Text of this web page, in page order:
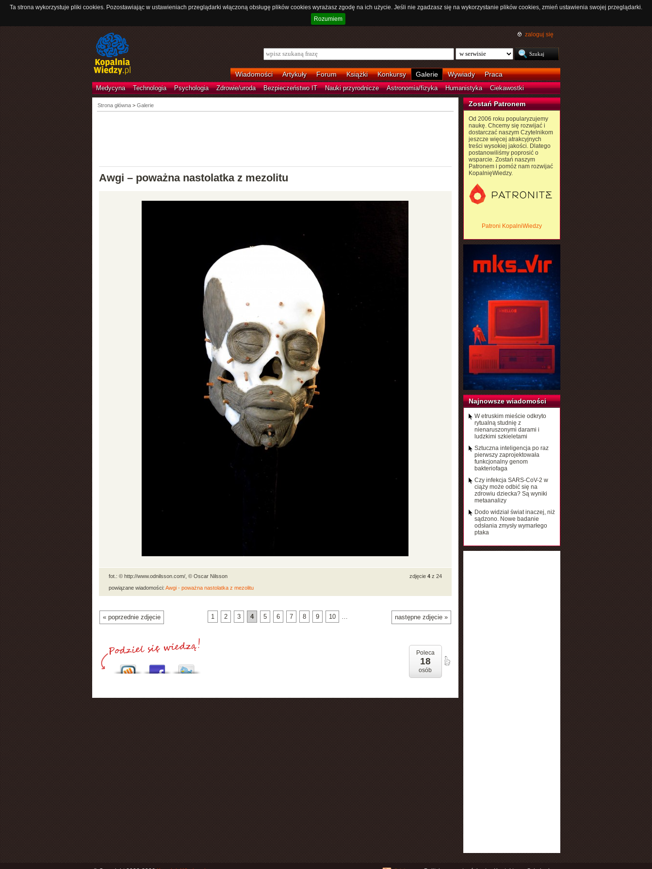
Ta strona wykorzystuje pliki cookies. Pozostawiając w ustawieniach przeglądarki włączoną obsługę plików cookies wyrażasz zgodę na ich użycie. Jeśli nie zgadzasz się na wykorzystanie plików cookies, zmień ustawienia swojej przeglądarki.
Rozumiem
zaloguj się
Wiadomości Artykuły Forum Książki Konkursy Galerie Wywiady Praca
Medycyna Technologia Psychologia Zdrowie/uroda Bezpieczeństwo IT Nauki przyrodnicze Astronomia/fizyka Humanistyka Ciekawostki
Strona główna> Galerie
Awgi – poważna nastolatka z mezolitu
fot.: © http://www.odnilsson.com/, © Oscar Nilsson zdjęcie 4z 24
powiązane wiadomości: Awgi - poważna nastolatka z mezolitu
« poprzednie zdjęcie następne zdjęcie »
1 2 3 4 5 6 7 8 9 10 …
Poleca
18
osób
Zostań Patronem
Od 2006 roku popularyzujemy
naukę. Chcemy się rozwijać i
dostarczać naszym Czytelnikom
jeszcze więcej atrakcyjnych
treści wysokiej jakości. Dlatego
postanowiliśmy poprosić o
wsparcie. Zostań naszym
Patronem i pomóż nam rozwijać
KopalnięWiedzy.
Patroni KopalniWiedzy
Najnowsze wiadomości
W etruskim mieście odkryto
rytualną studnię z
nienaruszonymi darami i
ludzkimi szkieletami
Sztuczna inteligencja po raz
pierwszy zaprojektowała
funkcjonalny genom
bakteriofaga
Czy infekcja SARS-CoV-2 w
ciąży może odbić się na
zdrowiu dziecka? Są wyniki
metaanalizy
Dodo widział świat inaczej, niż
sądzono. Nowe badanie
odsłania zmysły wymarłego
ptaka